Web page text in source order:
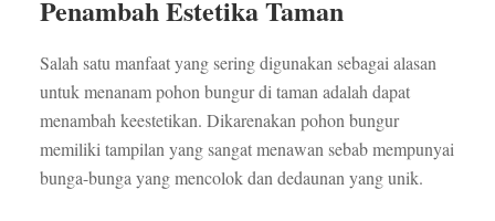
Penambah Estetika Taman
Salah satu manfaat yang sering digunakan sebagai alasan
untuk menanam pohon bungur di taman adalah dapat
menambah keestetikan. Dikarenakan pohon bungur
memiliki tampilan yang sangat menawan sebab mempunyai
bunga-bunga yang mencolok dan dedaunan yang unik.